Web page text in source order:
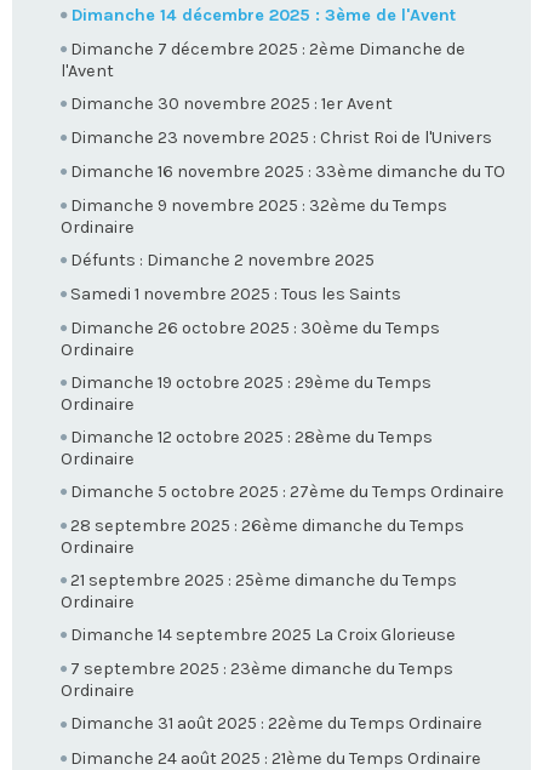
Dimanche 14 décembre 2025 : 3ème de l'Avent
Dimanche 7 décembre 2025 : 2ème Dimanche de
l'Avent
Dimanche 30 novembre 2025 : 1er Avent
Dimanche 23 novembre 2025 : Christ Roi de l'Univers
Dimanche 16 novembre 2025 : 33ème dimanche du TO
Dimanche 9 novembre 2025 : 32ème du Temps
Ordinaire
Défunts : Dimanche 2 novembre 2025
Samedi 1 novembre 2025 : Tous les Saints
Dimanche 26 octobre 2025 : 30ème du Temps
Ordinaire
Dimanche 19 octobre 2025 : 29ème du Temps
Ordinaire
Dimanche 12 octobre 2025 : 28ème du Temps
Ordinaire
Dimanche 5 octobre 2025 : 27ème du Temps Ordinaire
28 septembre 2025 : 26ème dimanche du Temps
Ordinaire
21 septembre 2025 : 25ème dimanche du Temps
Ordinaire
Dimanche 14 septembre 2025 La Croix Glorieuse
7 septembre 2025 : 23ème dimanche du Temps
Ordinaire
Dimanche 31 août 2025 : 22ème du Temps Ordinaire
Dimanche 24 août 2025 : 21ème du Temps Ordinaire